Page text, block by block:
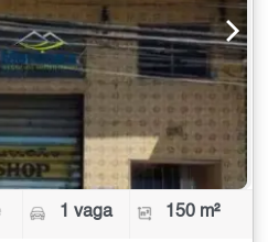
1 vaga 150 m²